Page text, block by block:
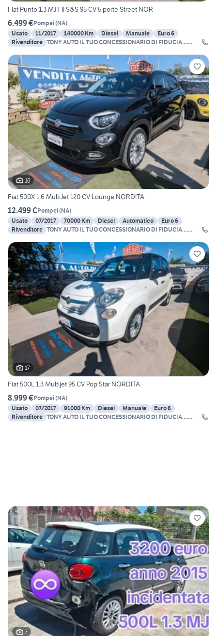
Fiat Punto 1.3 MJT II S&S 95 CV 5 porte Street NOR
6.499 €Pompei(NA)
Usato
11/2017 140000 Km Diesel Manuale
Euro 6
Rivenditore TONY AUTO IL TUO CONCESSIONARIO DI FIDUCIA.......
16
Fiat 500X 1.6 MultiJet 120 CV Lounge NORDITA
12.499 €Pompei(NA)
Usato
07/2017 70000 Km Diesel Automatico
Euro 6
Rivenditore TONY AUTO IL TUO CONCESSIONARIO DI FIDUCIA.......
17
Fiat 500L 1.3 Multijet 95 CV Pop Star NORDITA
8.999 €Pompei(NA)
Usato
07/2017 91000 Km Diesel Manuale
Euro 6
Rivenditore TONY AUTO IL TUO CONCESSIONARIO DI FIDUCIA.......
7